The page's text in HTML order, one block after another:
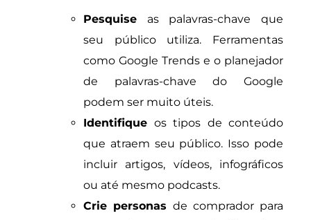
Pesquise as palavras-chave que
seu público utiliza. Ferramentas
como Google Trends e o planejador
de palavras-chave do Google
podem ser muito úteis.
Identifique os tipos de conteúdo
que atraem seu público. Isso pode
incluir artigos, vídeos, infográficos
ou até mesmo podcasts.
Crie personas de comprador para